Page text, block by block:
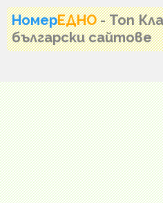
НомерЕДНО - Топ
български сайтове